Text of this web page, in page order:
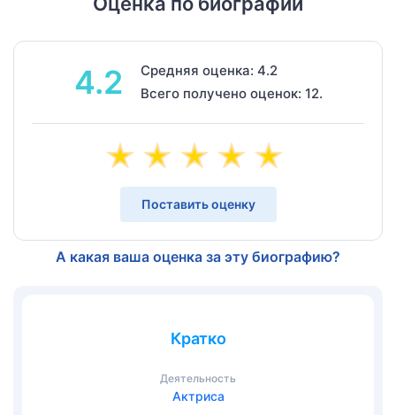
4.2
Средняя оценка: 4.2
Всего получено оценок: 12.
Поставить оценку
А какая ваша оценка за эту биографию?
Кратко
Деятельность
Актриса